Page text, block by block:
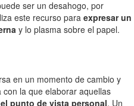
ser un desahogo, por
este recurso para expresar un
y lo plasma sobre el papel.
en un momento de cambio y
la que elaborar aquellas
punto de vista personal. Un